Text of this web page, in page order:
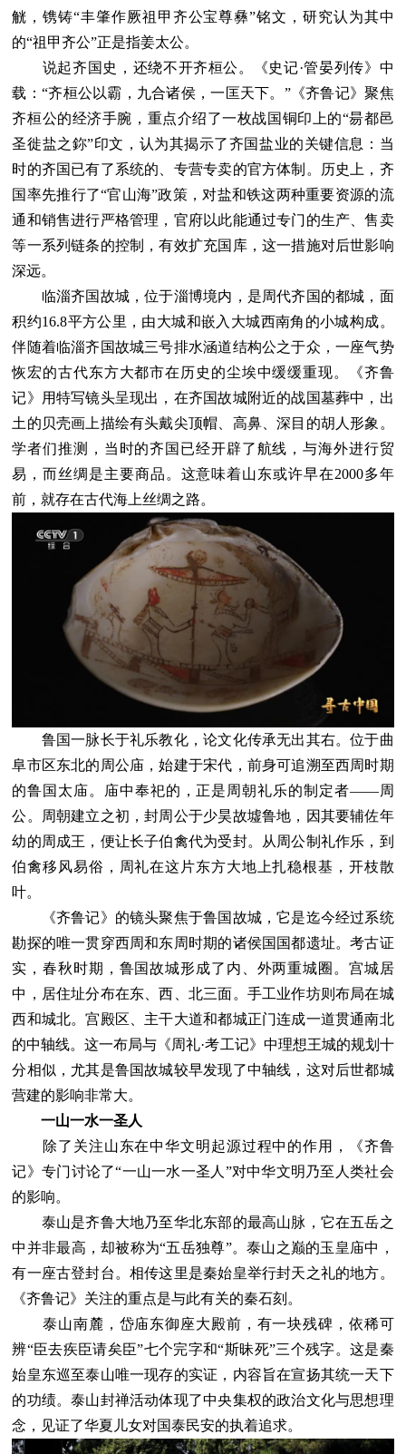
觥，镌铸“丰肇作厥祖甲齐公宝尊彝”铭文，研究认为其中
的“祖甲齐公”正是指姜太公。
说起齐国史，还绕不开齐桓公。《史记·管晏列传》中
载：“齐桓公以霸，九合诸侯，一匡天下。”《齐鲁记》聚焦
齐桓公的经济手腕，重点介绍了一枚战国铜印上的“昜都邑
圣徙盐之鉨”印文，认为其揭示了齐国盐业的关键信息：当
时的齐国已有了系统的、专营专卖的官方体制。历史上，齐
国率先推行了“官山海”政策，对盐和铁这两种重要资源的流
通和销售进行严格管理，官府以此能通过专门的生产、售卖
等一系列链条的控制，有效扩充国库，这一措施对后世影响
深远。
临淄齐国故城，位于淄博境内，是周代齐国的都城，面
积约16.8平方公里，由大城和嵌入大城西南角的小城构成。
伴随着临淄齐国故城三号排水涵道结构公之于众，一座气势
恢宏的古代东方大都市在历史的尘埃中缓缓重现。《齐鲁
记》用特写镜头呈现出，在齐国故城附近的战国墓葬中，出
土的贝壳画上描绘有头戴尖顶帽、高鼻、深目的胡人形象。
学者们推测，当时的齐国已经开辟了航线，与海外进行贸
易，而丝绸是主要商品。这意味着山东或许早在2000多年
前，就存在古代海上丝绸之路。
鲁国一脉长于礼乐教化，论文化传承无出其右。位于曲
阜市区东北的周公庙，始建于宋代，前身可追溯至西周时期
的鲁国太庙。庙中奉祀的，正是周朝礼乐的制定者——周
公。周朝建立之初，封周公于少昊故墟鲁地，因其要辅佐年
幼的周成王，便让长子伯禽代为受封。从周公制礼作乐，到
伯禽移风易俗，周礼在这片东方大地上扎稳根基，开枝散
叶。
《齐鲁记》的镜头聚焦于鲁国故城，它是迄今经过系统
勘探的唯一贯穿西周和东周时期的诸侯国国都遗址。考古证
实，春秋时期，鲁国故城形成了内、外两重城圈。宫城居
中，居住址分布在东、西、北三面。手工业作坊则布局在城
西和城北。宫殿区、主干大道和都城正门连成一道贯通南北
的中轴线。这一布局与《周礼·考工记》中理想王城的规划十
分相似，尤其是鲁国故城较早发现了中轴线，这对后世都城
营建的影响非常大。
一山一水一圣人
除了关注山东在中华文明起源过程中的作用，《齐鲁
记》专门讨论了“一山一水一圣人”对中华文明乃至人类社会
的影响。
泰山是齐鲁大地乃至华北东部的最高山脉，它在五岳之
中并非最高，却被称为“五岳独尊”。泰山之巅的玉皇庙中，
有一座古登封台。相传这里是秦始皇举行封天之礼的地方。
《齐鲁记》关注的重点是与此有关的秦石刻。
泰山南麓，岱庙东御座大殿前，有一块残碑，依稀可
辨“臣去疾臣请矣臣”七个完字和“斯昧死”三个残字。这是秦
始皇东巡至泰山唯一现存的实证，内容旨在宣扬其统一天下
的功绩。泰山封禅活动体现了中央集权的政治文化与思想理
念，见证了华夏儿女对国泰民安的执着追求。